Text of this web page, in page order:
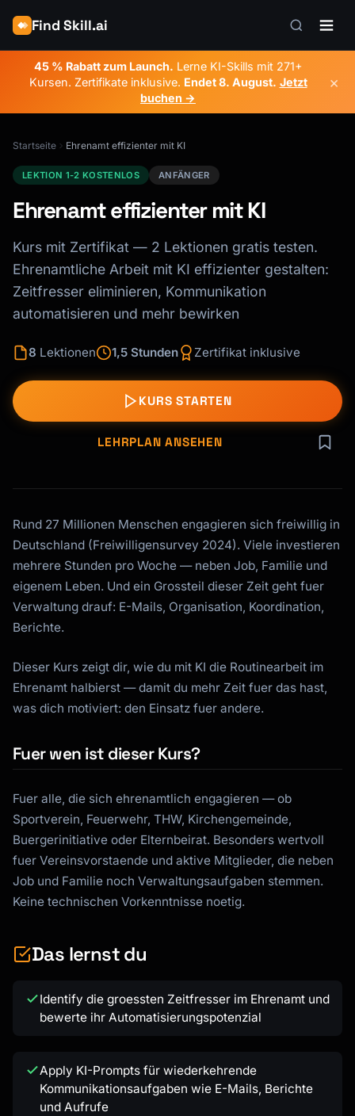
Find Skill.ai
45 % Rabatt zum Launch. Lerne KI-Skills mit 271+
Kursen. Zertifikate inklusive. Endet8. August. Jetzt
buchen →
×
Startseite Ehrenamt effizienter mit KI
LEKTION 1-2 KOSTENLOS ANFÄNGER
Ehrenamt effizienter mit KI
Kurs mit Zertifikat — 2 Lektionen gratis testen.
Ehrenamtliche Arbeit mit KI effizienter gestalten:
Zeitfresser eliminieren, Kommunikation
automatisieren und mehr bewirken
8 Lektionen 1,5 Stunden Zertifikat inklusive
KURS STARTEN
LEHRPLAN ANSEHEN
Rund 27 Millionen Menschen engagieren sich freiwillig in
Deutschland (Freiwilligensurvey 2024). Viele investieren
mehrere Stunden pro Woche — neben Job, Familie und
eigenem Leben. Und ein Grossteil dieser Zeit geht fuer
Verwaltung drauf: E-Mails, Organisation, Koordination,
Berichte.
Dieser Kurs zeigt dir, wie du mit KI die Routinearbeit im
Ehrenamt halbierst — damit du mehr Zeit fuer das hast,
was dich motiviert: den Einsatz fuer andere.
Fuer wen ist dieser Kurs?
Fuer alle, die sich ehrenamtlich engagieren — ob
Sportverein, Feuerwehr, THW, Kirchengemeinde,
Buergerinitiative oder Elternbeirat. Besonders wertvoll
fuer Vereinsvorstaende und aktive Mitglieder, die neben
Job und Familie noch Verwaltungsaufgaben stemmen.
Keine technischen Vorkenntnisse noetig.
Das lernst du
Identify die groessten Zeitfresser im Ehrenamt und
bewerte ihr Automatisierungspotenzial
Apply KI-Prompts für wiederkehrende
Kommunikationsaufgaben wie E-Mails, Berichte
und Aufrufe